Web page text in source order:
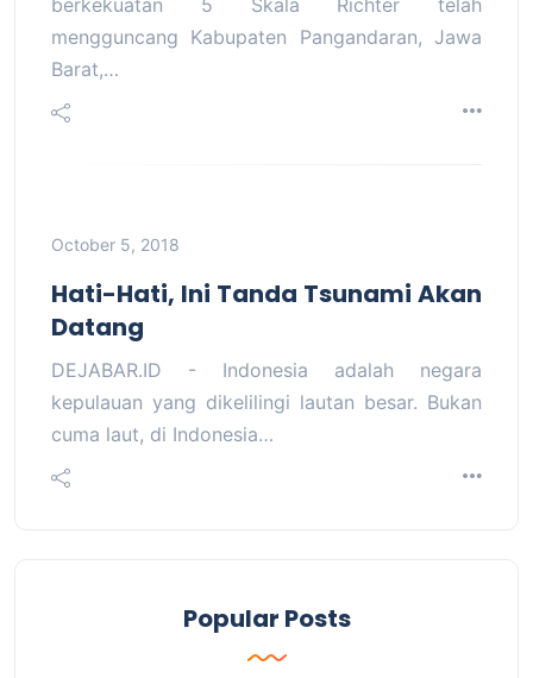
berkekuatan 5 Skala Richter telah
mengguncang Kabupaten Pangandaran, Jawa
Barat,…
October 5, 2018
Hati-Hati, Ini Tanda Tsunami Akan
Datang
DEJABAR.ID - Indonesia adalah negara
kepulauan yang dikelilingi lautan besar. Bukan
cuma laut, di Indonesia…
Popular Posts